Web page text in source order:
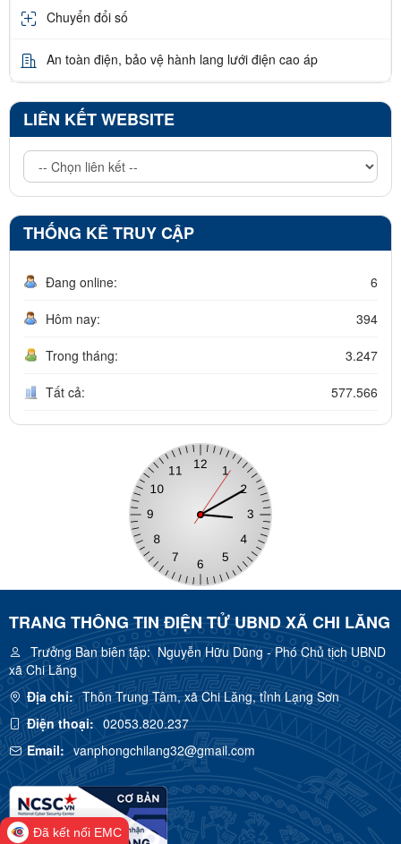
Chuyển đổi số
An toàn điện, bảo vệ hành lang lưới điện cao áp
LIÊN KẾT WEBSITE
THỐNG KÊ TRUY CẬP
Đang online: 6
Hôm nay: 394
Trong tháng: 3.247
Tất cả: 577.566
TRANG THÔNG TIN ĐIỆN TỬ UBND XÃ CHI LĂNG
Trưởng Ban biên tập:Nguyễn Hữu Dũng - Phó Chủ tịch UBND
xã Chi Lăng
Địa chỉ: Thôn Trung Tâm, xã Chi Lăng, tỉnh Lạng Sơn
Điện thoại: 02053.820.237
Email: vanphongchilang32@gmail.com
Đã kết nối EMC